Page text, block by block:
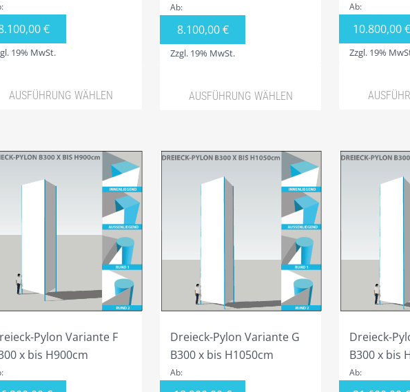
€
19% MwSt.
AUSFÜHRUNG WÄHLEN
Ab:
8.100,00€
Zzgl. 19% MwSt.
AUSFÜHRUNG WÄHLEN
Ab:
10.800,00€
Zzgl. 19%
Pylon Variante F
x bis H900cm
Dreieck-Pylon Variante G
B300 x bis H1050cm
Ab:
Dreieck-
B300 x bis
Ab: